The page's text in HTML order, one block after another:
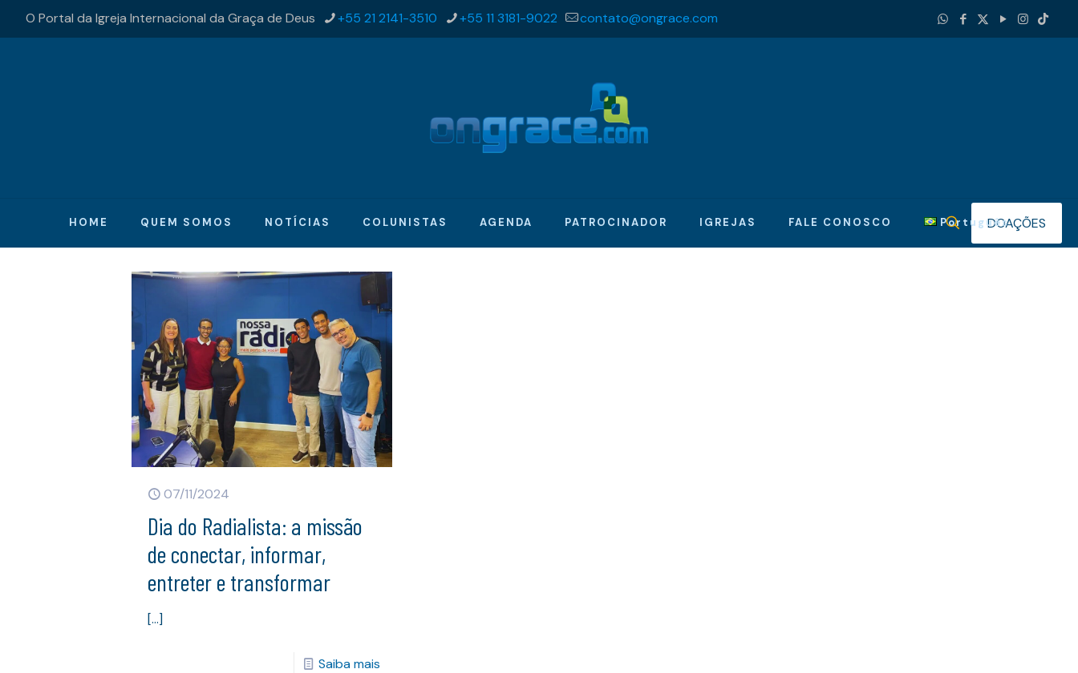
O Portal da Igreja Internacional da Graça de Deus +55 21 2141-3510 +55 11 3181-9022 contato@ongrace.com
HOME QUEM SOMOS NOTÍCIAS COLUNISTAS AGENDA PATROCINADOR IGREJAS FALE CONOSCO PortuguêsDOAÇÕES
07/11/2024
Dia do Radialista: a missão
de conectar, informar,
entreter e transformar
[…]
Saiba mais